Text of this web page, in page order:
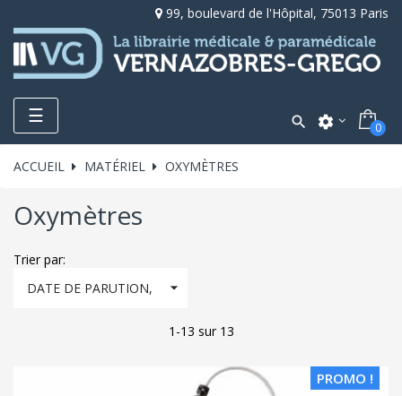
99, boulevard de l'Hôpital, 75013 Paris
Toggle
navigation
☰  settings 0
ACCUEIL MATÉRIEL OXYMÈTRES
Oxymètres
Trier par:
DATE DE PARUTION,

1-13 sur 13
PROMO !